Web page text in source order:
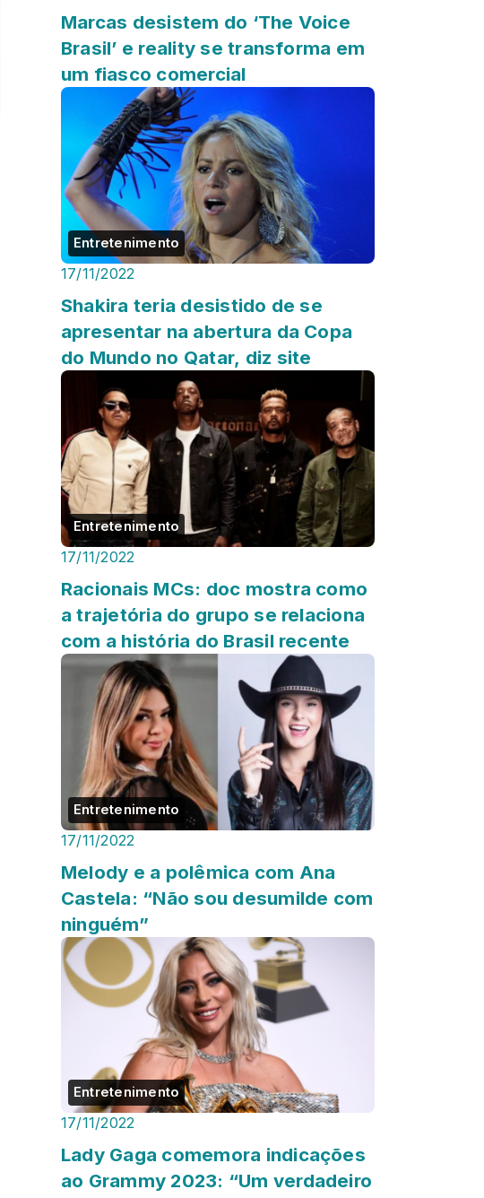
Marcas desistem do ‘The Voice
Brasil’ e reality se transforma em
um fiasco comercial
Entretenimento
17/11/2022
Shakira teria desistido de se
apresentar na abertura da Copa
do Mundo no Qatar, diz site
Entretenimento
17/11/2022
Racionais MCs: doc mostra como
a trajetória do grupo se relaciona
com a história do Brasil recente
Entretenimento
17/11/2022
Melody e a polêmica com Ana
Castela: “Não sou desumilde com
ninguém”
Entretenimento
17/11/2022
Lady Gaga comemora indicações
ao Grammy 2023: “Um verdadeiro